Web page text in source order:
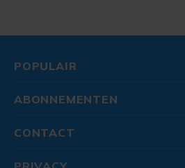
POPULAIR
ABONNEMENTEN
CONTACT